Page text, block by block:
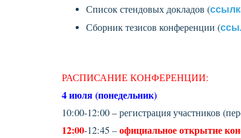
Список стендовых докладов (
Сборник тезисов конференции (
РАСПИСАНИЕ КОНФЕРЕНЦИИ:
4 июля (понедельник)
10:00-12:00 – регистрация участников
12:00-12:45 –официальное открытие